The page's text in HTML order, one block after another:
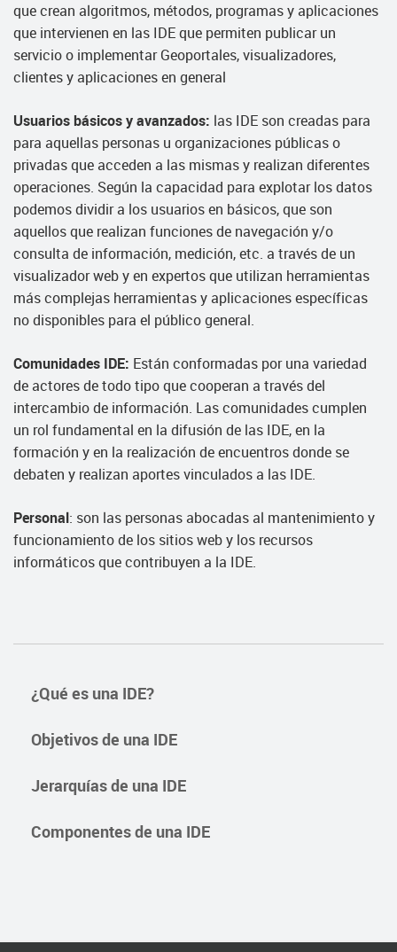
que crean algoritmos, métodos, programas y aplicaciones
que intervienen en las IDE que permiten publicar un
servicio o implementar Geoportales, visualizadores,
clientes y aplicaciones en general
Usuarios básicos y avanzados: las IDE son creadas para
para aquellas personas u organizaciones públicas o
privadas que acceden a las mismas y realizan diferentes
operaciones. Según la capacidad para explotar los datos
podemos dividir a los usuarios en básicos, que son
aquellos que realizan funciones de navegación y/o
consulta de información, medición, etc. a través de un
visualizador web y en expertos que utilizan herramientas
más complejas herramientas y aplicaciones específicas
no disponibles para el público general.
Comunidades IDE: Están conformadas por una variedad
de actores de todo tipo que cooperan a través del
intercambio de información. Las comunidades cumplen
un rol fundamental en la difusión de las IDE, en la
formación y en la realización de encuentros donde se
debaten y realizan aportes vinculados a las IDE.
Personal: son las personas abocadas al mantenimiento y
funcionamiento de los sitios web y los recursos
informáticos que contribuyen a la IDE.
¿Qué es una IDE?
Objetivos de una IDE
Jerarquías de una IDE
Componentes de una IDE